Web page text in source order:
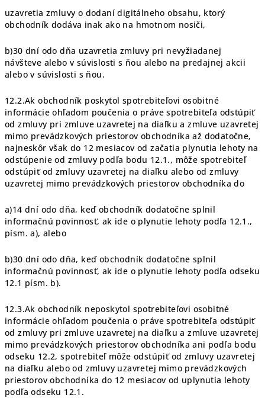
uzavretia zmluvy o dodaní digitálneho obsahu, ktorý
obchodník dodáva inak ako na hmotnom nosiči,
b)30 dní odo dňa uzavretia zmluvy pri nevyžiadanej
návšteve alebo v súvislosti s ňou alebo na predajnej akcii
alebo v súvislosti s ňou.
12.2.Ak obchodník poskytol spotrebiteľovi osobitné
informácie ohľadom poučenia o práve spotrebiteľa odstúpiť
od zmluvy pri zmluve uzavretej na diaľku a zmluve uzavretej
mimo prevádzkových priestorov obchodníka až dodatočne,
najneskôr však do 12 mesiacov od začatia plynutia lehoty na
odstúpenie od zmluvy podľa bodu 12.1., môže spotrebiteľ
odstúpiť od zmluvy uzavretej na diaľku alebo od zmluvy
uzavretej mimo prevádzkových priestorov obchodníka do
a)14 dní odo dňa, keď obchodník dodatočne splnil
informačnú povinnosť, ak ide o plynutie lehoty podľa 12.1.,
písm. a), alebo
b)30 dní odo dňa, keď obchodník dodatočne splnil
informačnú povinnosť, ak ide o plynutie lehoty podľa odseku
12.1 písm. b).
12.3.Ak obchodník neposkytol spotrebiteľovi osobitné
informácie ohľadom poučenia o práve spotrebiteľa odstúpiť
od zmluvy pri zmluve uzavretej na diaľku a zmluve uzavretej
mimo prevádzkových priestorov obchodníka ani podľa bodu
odseku 12.2, spotrebiteľ môže odstúpiť od zmluvy uzavretej
na diaľku alebo od zmluvy uzavretej mimo prevádzkových
priestorov obchodníka do 12 mesiacov od uplynutia lehoty
podľa odseku 12.1.